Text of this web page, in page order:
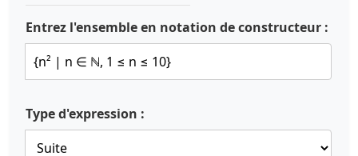
Entrez l'ensemble en notation de constructeur :
Type d'expression :